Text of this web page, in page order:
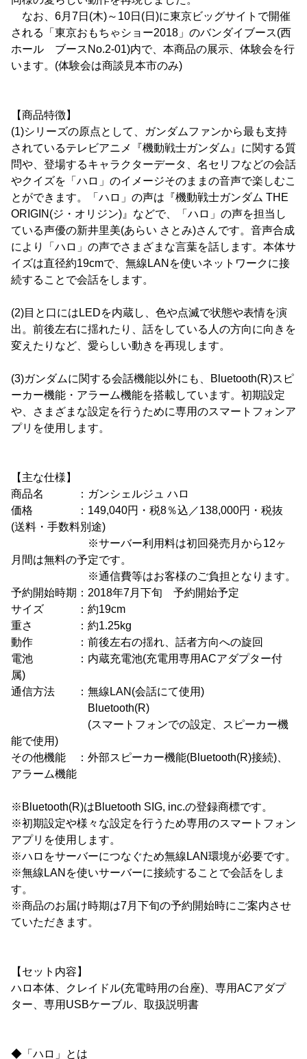
なお、6月7日(木)～10日(日)に東京ビッグサイトで開催
される「東京おもちゃショー2018」のバンダイブース(西
ホール ブースNo.2-01)内で、本商品の展示、体験会を行
います。(体験会は商談見本市のみ)
【商品特徴】
(1)シリーズの原点として、ガンダムファンから最も支持
されているテレビアニメ『機動戦士ガンダム』に関する質
問や、登場するキャラクターデータ、名セリフなどの会話
やクイズを「ハロ」のイメージそのままの音声で楽しむこ
とができます。「ハロ」の声は『機動戦士ガンダム THE
ORIGIN(ジ・オリジン)』などで、「ハロ」の声を担当し
ている声優の新井里美(あらい さとみ)さんです。音声合成
により「ハロ」の声でさまざまな言葉を話します。本体サ
イズは直径約19cmで、無線LANを使いネットワークに接
続することで会話をします。
(2)目と口にはLEDを内蔵し、色や点滅で状態や表情を演
出。前後左右に揺れたり、話をしている人の方向に向きを
変えたりなど、愛らしい動きを再現します。
(3)ガンダムに関する会話機能以外にも、Bluetooth(R)スピ
ーカー機能・アラーム機能を搭載しています。初期設定
や、さまざまな設定を行うために専用のスマートフォンア
プリを使用します。
【主な仕様】
商品名 ：ガンシェルジュ ハロ
価格 ：149,040円・税8％込／138,000円・税抜
(送料・手数料別途)
※サーバー利用料は初回発売月から12ヶ
月間は無料の予定です。
※通信費等はお客様のご負担となります。
予約開始時期：2018年7月下旬 予約開始予定
サイズ ：約19cm
重さ ：約1.25kg
動作 ：前後左右の揺れ、話者方向への旋回
電池 ：内蔵充電池(充電用専用ACアダプター付
属)
通信方法 ：無線LAN(会話にて使用)
Bluetooth(R)
(スマートフォンでの設定、スピーカー機
能で使用)
その他機能 ：外部スピーカー機能(Bluetooth(R)接続)、
アラーム機能
※Bluetooth(R)はBluetooth SIG, inc.の登録商標です。
※初期設定や様々な設定を行うため専用のスマートフォン
アプリを使用します。
※ハロをサーバーにつなぐため無線LAN環境が必要です。
※無線LANを使いサーバーに接続することで会話をしま
す。
※商品のお届け時期は7月下旬の予約開始時にご案内させ
ていただきます。
【セット内容】
ハロ本体、クレイドル(充電時用の台座)、専用ACアダプ
ター、専用USBケーブル、取扱説明書
◆「ハロ」とは